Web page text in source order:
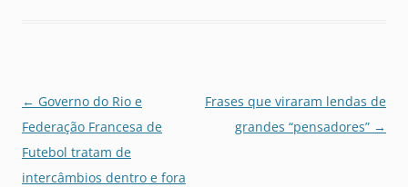
Navegação
de
posts
← Governo do Rio e
Federação Francesa de
Futebol tratam de
intercâmbios dentro e fora
Frases que viraram lendas de
grandes “pensadores” →